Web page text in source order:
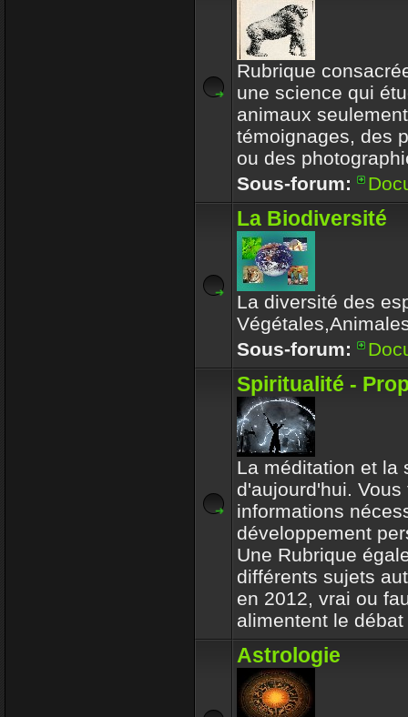
Rubrique
une science qui
animaux
témoignages, des
ou des
Sous-forum:
La Biodiversité
La diversité des
Sous-forum:
Spiritualité -
La méditation et la
d'aujourd'hui.
informations
développement
Une Rubrique
différents sujets
en 2012, vrai ou
alimentent le débat
Astrologie